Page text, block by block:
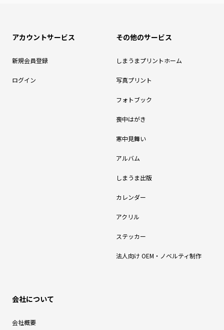
アカウントサービス
新規会員登録
ログイン
その他のサービス
しまうまプリントホーム
写真プリント
フォトブック
喪中はがき
寒中見舞い
アルバム
しまうま出版
カレンダー
アクリル
ステッカー
法人向け OEM・ノベルティ制作
会社について
会社概要